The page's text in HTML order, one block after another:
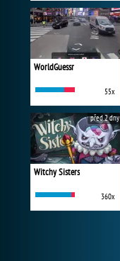
WorldGuessr
55x
Witchy Sisters
360x
před 2 dny